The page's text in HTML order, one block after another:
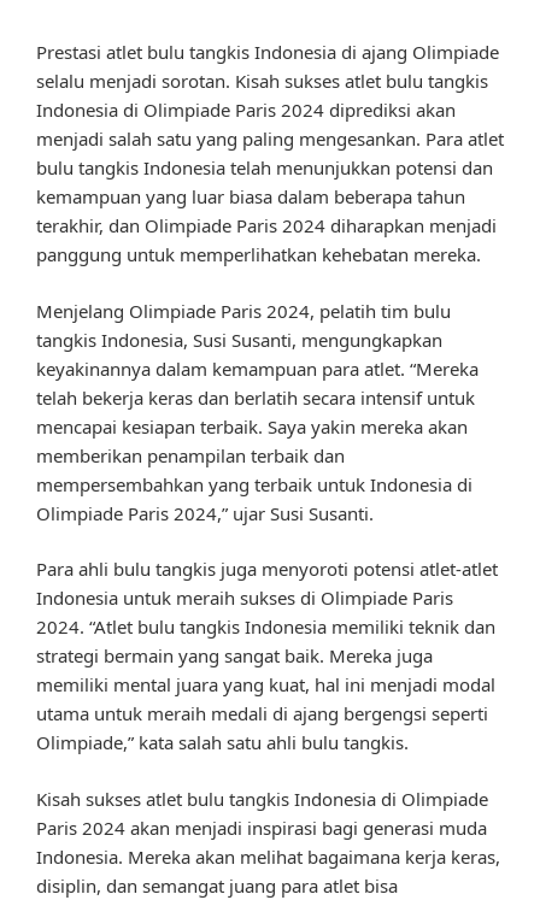
Prestasi atlet bulu tangkis Indonesia di ajang Olimpiade
selalu menjadi sorotan. Kisah sukses atlet bulu tangkis
Indonesia di Olimpiade Paris 2024 diprediksi akan
menjadi salah satu yang paling mengesankan. Para atlet
bulu tangkis Indonesia telah menunjukkan potensi dan
kemampuan yang luar biasa dalam beberapa tahun
terakhir, dan Olimpiade Paris 2024 diharapkan menjadi
panggung untuk memperlihatkan kehebatan mereka.
Menjelang Olimpiade Paris 2024, pelatih tim bulu
tangkis Indonesia, Susi Susanti, mengungkapkan
keyakinannya dalam kemampuan para atlet. “Mereka
telah bekerja keras dan berlatih secara intensif untuk
mencapai kesiapan terbaik. Saya yakin mereka akan
memberikan penampilan terbaik dan
mempersembahkan yang terbaik untuk Indonesia di
Olimpiade Paris 2024,” ujar Susi Susanti.
Para ahli bulu tangkis juga menyoroti potensi atlet-atlet
Indonesia untuk meraih sukses di Olimpiade Paris
2024. “Atlet bulu tangkis Indonesia memiliki teknik dan
strategi bermain yang sangat baik. Mereka juga
memiliki mental juara yang kuat, hal ini menjadi modal
utama untuk meraih medali di ajang bergengsi seperti
Olimpiade,” kata salah satu ahli bulu tangkis.
Kisah sukses atlet bulu tangkis Indonesia di Olimpiade
Paris 2024 akan menjadi inspirasi bagi generasi muda
Indonesia. Mereka akan melihat bagaimana kerja keras,
disiplin, dan semangat juang para atlet bisa